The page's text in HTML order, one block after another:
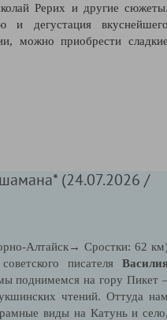
Рерих и другие
дегустация
можно приобрести
(24.07.2026 /
Алтайск→ Сростки: 62
писателя
поднимемся на гору Пикет
чтений. Оттуда
виды на Катунь и